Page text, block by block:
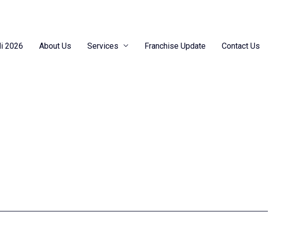
2026 About Us Services Franchise Update Contact Us